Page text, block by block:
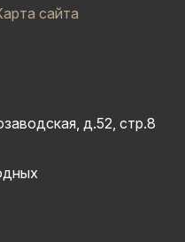
сайта
д.52, стр.8